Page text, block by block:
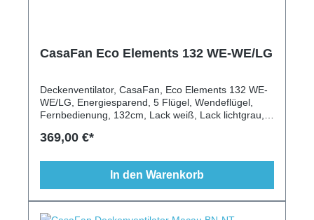
CasaFan Eco Elements 132 WE-WE/LG
Deckenventilator, CasaFan, Eco Elements 132 WE-
WE/LG, Energiesparend, 5 Flügel, Wendeflügel,
Fernbedienung, 132cm, Lack weiß, Lack lichtgrau,
369,00 €*
In den Warenkorb